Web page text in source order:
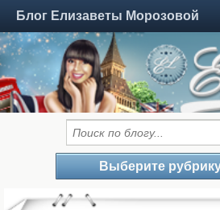
Блог Елизаветы Морозовой
Выберите